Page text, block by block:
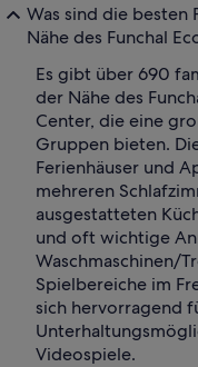
Was sind die besten
Nähe des Funchal
Es gibt über 690
der Nähe des
Center, die eine
Gruppen bieten.
Ferienhäuser und
mehreren
ausgestatteten
und oft wichtige
Waschmaschinen/
Spielbereiche im
sich hervorragend
Videospiele.